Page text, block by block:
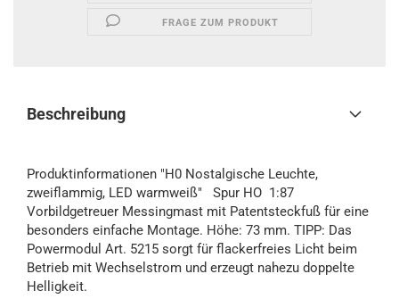
FRAGE ZUM PRODUKT
Beschreibung
Produktinformationen "H0 Nostalgische Leuchte,
zweiflammig, LED warmweiß" Spur HO 1:87
Vorbildgetreuer Messingmast mit Patentsteckfuß für eine
besonders einfache Montage. Höhe: 73 mm. TIPP: Das
Powermodul Art. 5215 sorgt für flackerfreies Licht beim
Betrieb mit Wechselstrom und erzeugt nahezu doppelte
Helligkeit.